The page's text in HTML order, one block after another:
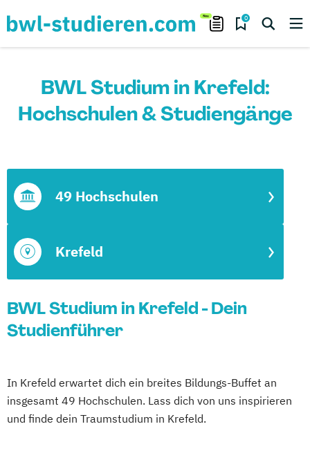
0
BWL Studium in Krefeld:
Hochschulen & Studiengänge
Krefeld
49 Hochschulen
BWL Studium in Krefeld - Dein
Studienführer
In Krefeld erwartet dich ein breites Bildungs-Buffet an
insgesamt 49 Hochschulen. Lass dich von uns inspirieren
und finde dein Traumstudium in Krefeld.